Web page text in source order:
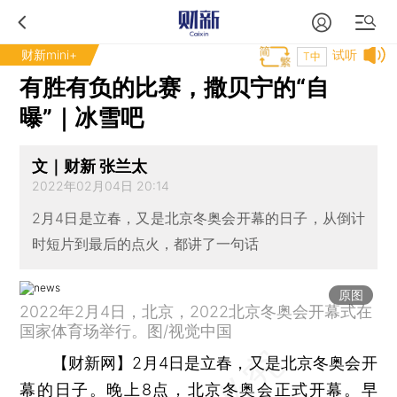
财新mini+ 试听
T中
有胜有负的比赛，撒贝宁的“自
曝”｜冰雪吧
文｜财新 张兰太
2022年02月04日 20:14
2月4日是立春，又是北京冬奥会开幕的日子，从倒计
时短片到最后的点火，都讲了一句话
原图
2022年2月4日，北京，2022北京冬奥会开幕式在
国家体育场举行。图/视觉中国
【财新网】 2月4日是立春，又是北京冬奥会开
幕的日子。晚上8点，北京冬奥会正式开幕。早